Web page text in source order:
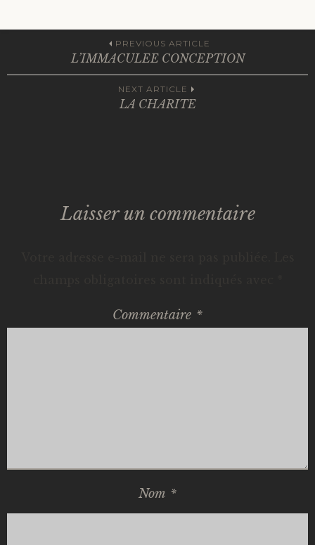
NavigationPREVIOUS ARTICLE
L’IMMACULEE CONCEPTION
NEXT ARTICLE
LA CHARITE
Laisser un commentaire
Commentaire *
Nom *